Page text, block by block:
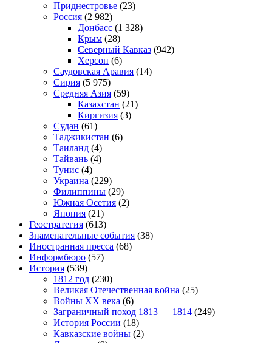
Приднестровье (23)
Россия (2 982)
Донбасс (1 328)
Крым (28)
Северный Кавказ (942)
Херсон (6)
Саудовская Аравия (14)
Сирия (5 975)
Средняя Азия (59)
Казахстан (21)
Киргизия (3)
Судан (61)
Таджикистан (6)
Таиланд (4)
Тайвань (4)
Тунис (4)
Украина (229)
Филиппины (29)
Южная Осетия (2)
Япония (21)
Геостратегия (613)
Знаменательные события (38)
Иностранная пресса (68)
Информбюро (57)
История (539)
1812 год (230)
Великая Отечественная война (25)
Войны XX века (6)
Заграничный поход 1813 — 1814 (249)
История России (18)
Кавказские войны (2)